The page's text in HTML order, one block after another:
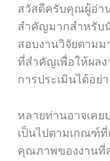
สวัสดีครับคุณผู้อ่า
สำคัญมากสำหรับ
สอบงานวิจัยตาม
ที่สำคัญเพื่อให้ผล
การประเมินได้อ
หลายท่านอาจเคย
เป็นไปตามเกณฑ์
คุณภาพของงานที่